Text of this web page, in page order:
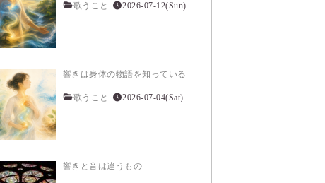
歌うこと 2026-07-12(Sun)
響きは身体の物語を知っている
歌うこと 2026-07-04(Sat)
響きと音は違うもの